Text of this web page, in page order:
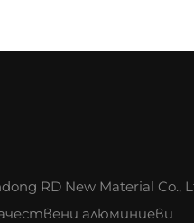
RD New Material Co.,
алюминиеви